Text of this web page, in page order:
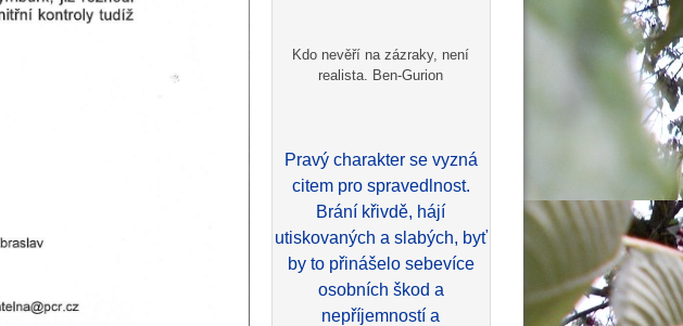
Kdo nevěří na zázraky, není
realista. Ben-Gurion
Pravý charakter se vyzná
citem pro spravedlnost.
Brání křivdě, hájí
utiskovaných a slabých, byť
by to přinášelo sebevíce
osobních škod a
nepříjemností a